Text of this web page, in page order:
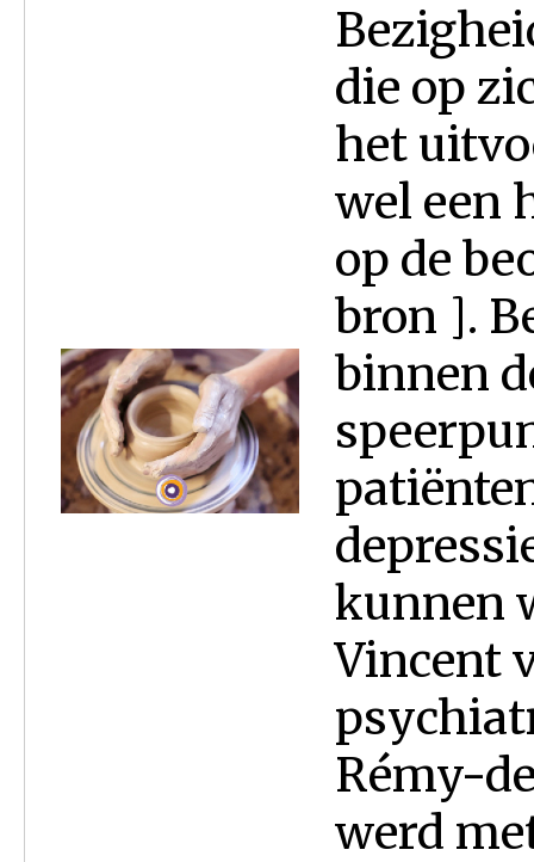
die op
het
wel een
op de
bron ].
binnen
kunnen
Vincent
Rémy-
werd